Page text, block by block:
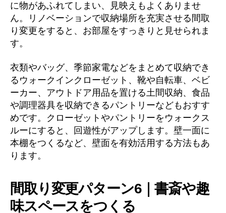
に物があふれてしまい、見映えもよくありませ
ん。リノベーションで収納場所を充実させる間取
り変更をすると、お部屋をすっきりと見せられま
す。
衣類やバッグ、季節家電などをまとめて収納でき
るウォークインクローゼット、靴や自転車、ベビ
ーカー、アウトドア用品を置ける土間収納、食品
や調理器具を収納できるパントリーなどもおすす
めです。クローゼットやパントリーをウォークス
ルーにすると、回遊性がアップします。壁一面に
本棚をつくるなど、壁面を有効活用する方法もあ
ります。
間取り変更パターン6｜書斎や趣
味スペースをつくる